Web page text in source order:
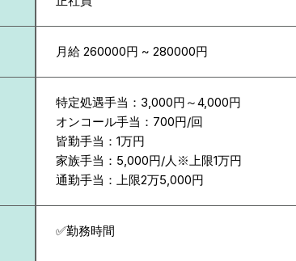
月給 260000円 ~ 280000円
特定処遇手当：3,000円～4,000円
オンコール手当：700円/回
皆勤手当：1万円
家族手当：5,000円/人※上限1万円
通勤手当：上限2万5,000円
✅勤務時間